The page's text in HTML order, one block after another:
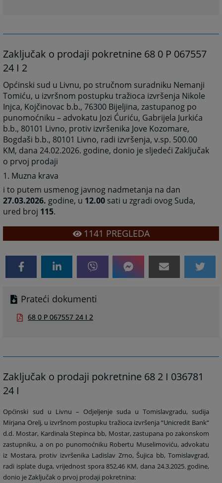
Zaključak o prodaji pokretnine 68 0 P 067557
24 I 2
Općinski sud u Livnu, po stručnom suradniku Nemanji
Tomiću, u izvršnom postupku tražioca izvršenja Nikole
Injca, Kojčinovac b.b., 76300 Bijeljina, zastupanog po
punomoćniku – advokatu Jozi Ćuriću, Gabrijela Jurkića
b.b., 80101 Livno, protiv izvršenika Jove Kozomare,
Bogdaši b.b., 80101 Livno, radi izvršenja, v.sp. 500.00
KM, dana 24.02.2026. godine, donio je sljedeći Zaključak
o prvoj prodaji
1. Muzna krava
i to putem usmenog javnog nadmetanja na dan
27.03.2026. godine, u 12.00 sati u zgradi ovog Suda,
ured broj 115.
1141 PREGLEDA
Prateći dokumenti
68 0 P 067557 24 I 2
Zaključak o prodaji pokretnine 68 2 I 036781
24 I
Općinski sud u Livnu – Odjeljenje suda u Tomislavgradu, sudija
Mirjana Orelj, u izvršnom postupku tražioca izvršenja “Unicredit Bank“
d.d. Mostar, Kardinala Stepinca bb, Mostar, zastupana po zakonskom
zastupniku, a on po punomoćniku Robertu Muselimoviću, advokatu
iz Mostara, protiv izvršenika Ladislav Zrno, Šujica bb, Tomislavgrad,
radi isplate duga, vrijednost spora 852,46 KM, dana 24.3.2025. godine,
donio je Zaključak o prvoj prodaji pokretnina: